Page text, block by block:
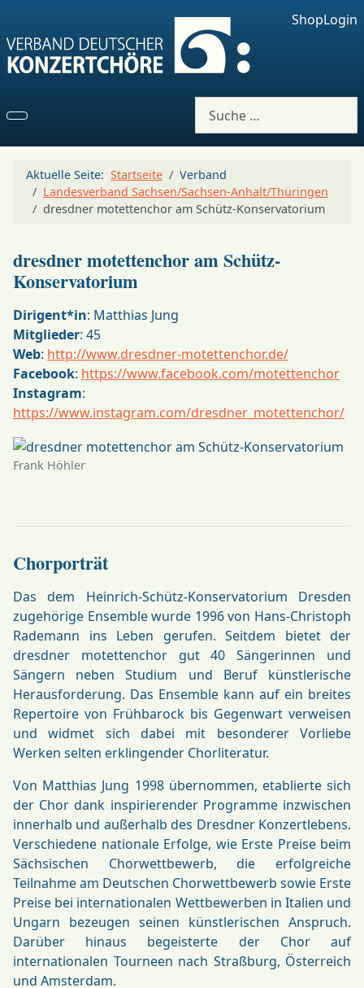
ShopLogin
Aktuelle Seite: Startseite
Verband
Landesverband Sachsen/Sachsen-Anhalt/Thüringen
dresdner motettenchor am Schütz-Konservatorium
dresdner motettenchor am Schütz-
Konservatorium
Dirigent*in: Matthias Jung
Mitglieder: 45
Web: http://www.dresdner-motettenchor.de/
Facebook: https://www.facebook.com/motettenchor
Instagram:
https://www.instagram.com/dresdner_motettenchor/
Frank Höhler
Chorporträt
Das dem Heinrich-Schütz-Konservatorium Dresden
zugehörige Ensemble wurde 1996 von Hans-Christoph
Rademann ins Leben gerufen. Seitdem bietet der
dresdner motettenchor gut 40 Sängerinnen und
Sängern neben Studium und Beruf künstlerische
Herausforderung. Das Ensemble kann auf ein breites
Repertoire von Frühbarock bis Gegenwart verweisen
und widmet sich dabei mit besonderer Vorliebe
Werken selten erklingender Chorliteratur.
Von Matthias Jung 1998 übernommen, etablierte sich
der Chor dank inspirierender Programme inzwischen
innerhalb und außerhalb des Dresdner Konzertlebens.
Verschiedene nationale Erfolge, wie Erste Preise beim
Sächsischen Chorwettbewerb, die erfolgreiche
Teilnahme am Deutschen Chorwettbewerb sowie Erste
Preise bei internationalen Wettbewerben in Italien und
Ungarn bezeugen seinen künstlerischen Anspruch.
Darüber hinaus begeisterte der Chor auf
internationalen Tourneen nach Straßburg, Österreich
und Amsterdam.